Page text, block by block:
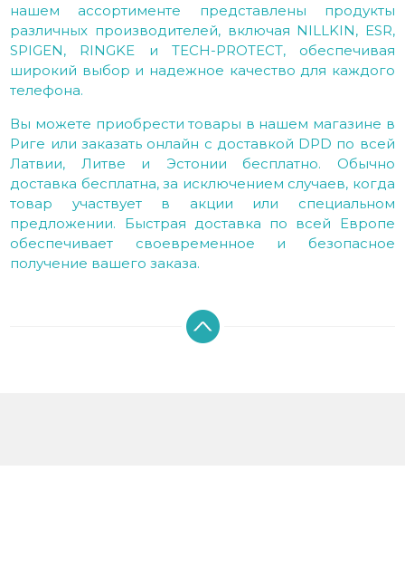
нашем ассортименте представлены продукты
различных производителей, включая NILLKIN, ESR,
SPIGEN, RINGKE и TECH-PROTECT, обеспечивая
широкий выбор и надежное качество для каждого
телефона.
Вы можете приобрести товары в нашем магазине в
Риге или заказать онлайн с доставкой DPD по всей
Латвии, Литве и Эстонии бесплатно. Обычно
доставка бесплатна, за исключением случаев, когда
товар участвует в акции или специальном
предложении. Быстрая доставка по всей Европе
обеспечивает своевременное и безопасное
получение вашего заказа.